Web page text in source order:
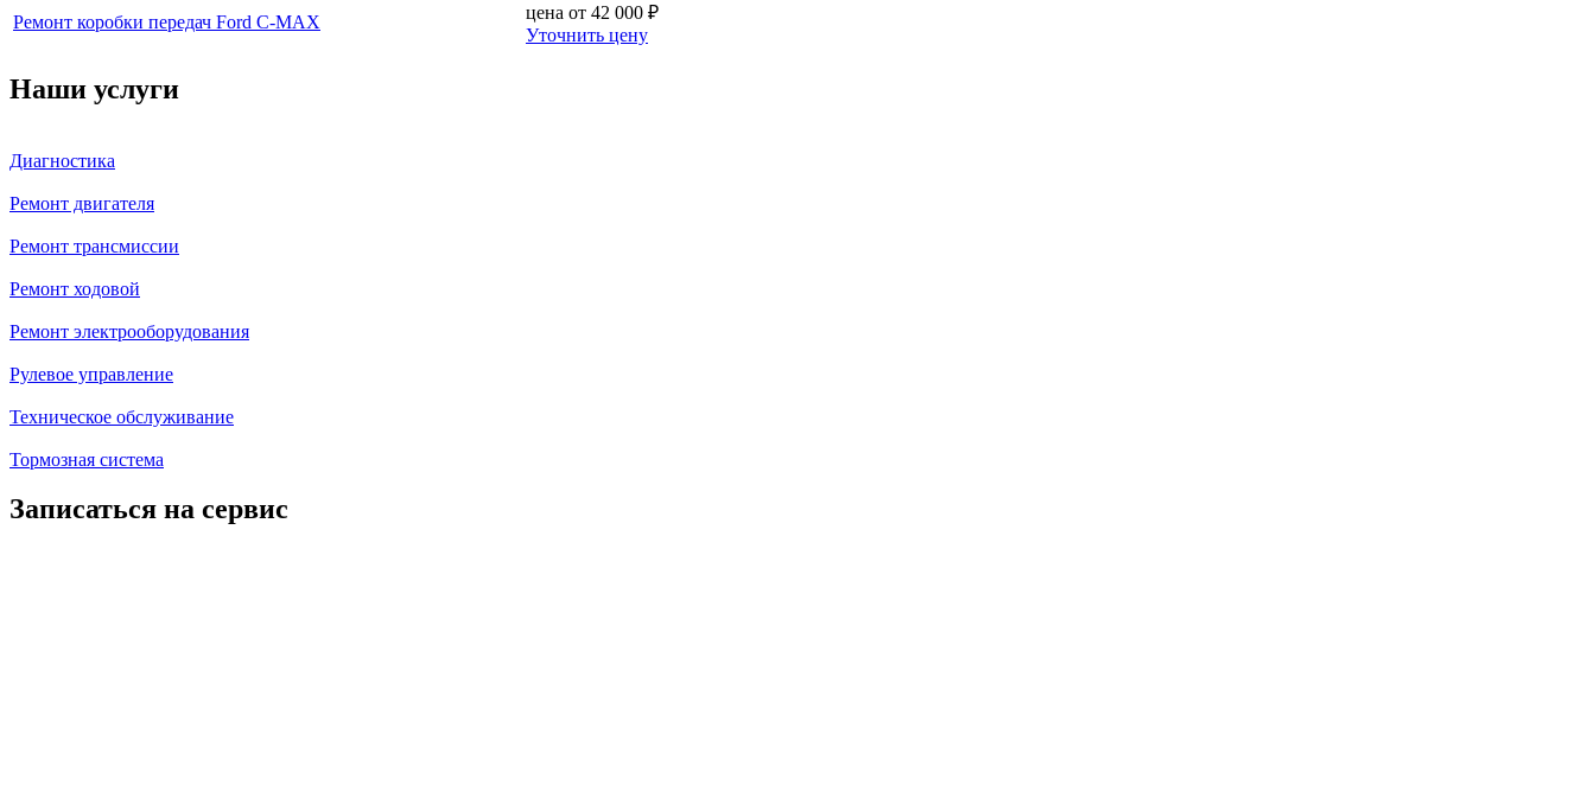
Ремонт коробки передач Ford C-MAX
цена от 42 000 ₽
Уточнить цену
Наши услуги
Диагностика
Ремонт двигателя
Ремонт трансмиссии
Ремонт ходовой
Ремонт электрооборудования
Рулевое управление
Техническое обслуживание
Тормозная система
Записаться на сервис